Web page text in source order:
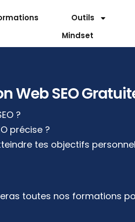
Outils
Mindset
Web SEO
?
précise ?
tes objectifs
toutes nos formations